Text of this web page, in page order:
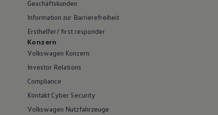
Geschäftskunden
Information zur Barrierefreiheit
Ersthelfer/ first responder
Konzern
Volkswagen Konzern
Investor Relations
Compliance
Kontakt Cyber Security
Volkswagen Nutzfahrzeuge